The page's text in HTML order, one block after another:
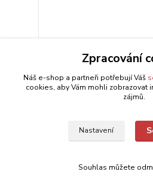
keramický stojan, konické
139 Kč ks
Přidat do
Zpracování
Náš e-shop a partneři potřebují Váš
cookies, aby Vám mohli zobrazovat
zájmů.
Nastavení
Souhlas můžete